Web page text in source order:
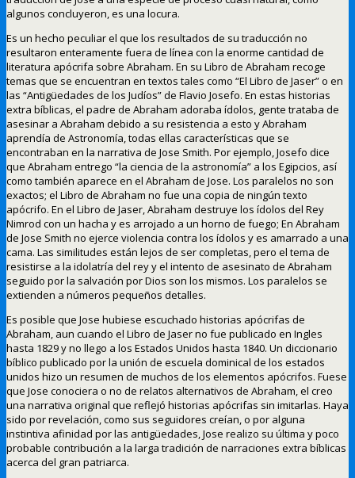
algunos concluyeron, es una locura.
Es un hecho peculiar el que los resultados de su traducción no
resultaron enteramente fuera de línea con la enorme cantidad de
literatura apócrifa sobre Abraham. En su Libro de Abraham recoge
temas que se encuentran en textos tales como “El Libro de Jaser” o en
las “Antigüedades de los Judíos” de Flavio Josefo. En estas historias
extra bíblicas, el padre de Abraham adoraba ídolos, gente trataba de
asesinar a Abraham debido a su resistencia a esto y Abraham
aprendía de Astronomía, todas ellas características que se
encontraban en la narrativa de Jose Smith. Por ejemplo, Josefo dice
que Abraham entrego “la ciencia de la astronomía” a los Egipcios, así
como también aparece en el Abraham de Jose. Los paralelos no son
exactos; el Libro de Abraham no fue una copia de ningún texto
apócrifo. En el Libro de Jaser, Abraham destruye los ídolos del Rey
Nimrod con un hacha y es arrojado a un horno de fuego; En Abraham
de Jose Smith no ejerce violencia contra los ídolos y es amarrado a una
cama. Las similitudes están lejos de ser completas, pero el tema de
resistirse a la idolatría del rey y el intento de asesinato de Abraham
seguido por la salvación por Dios son los mismos. Los paralelos se
extienden a números pequeños detalles.
Es posible que Jose hubiese escuchado historias apócrifas de
Abraham, aun cuando el Libro de Jaser no fue publicado en Ingles
hasta 1829 y no llego a los Estados Unidos hasta 1840. Un diccionario
bíblico publicado por la unión de escuela dominical de los estados
unidos hizo un resumen de muchos de los elementos apócrifos. Fuese
que Jose conociera o no de relatos alternativos de Abraham, el creo
una narrativa original que reflejó historias apócrifas sin imitarlas. Haya
sido por revelación, como sus seguidores creían, o por alguna
instintiva afinidad por las antigüedades, Jose realizo su última y poco
probable contribución a la larga tradición de narraciones extra bíblicas
acerca del gran patriarca.